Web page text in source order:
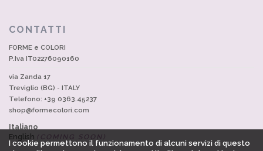
CONTATTI
FORME e COLORI
P.Iva IT02276090160
via Zanda 17
Treviglio (BG) - ITALY
Telefono: +39 0363.45237
shop@formecolori.com
Italiano
English (COMING SOON)
I cookie permettono il funzionamento di alcuni servizi di questo